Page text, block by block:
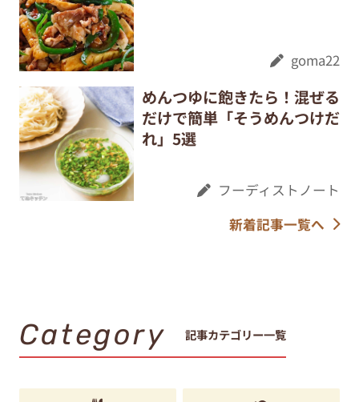
goma22
めんつゆに飽きたら！混ぜる
だけで簡単「そうめんつけだ
れ」5選
フーディストノート
新着記事一覧へ
Category 記事カテゴリー一覧